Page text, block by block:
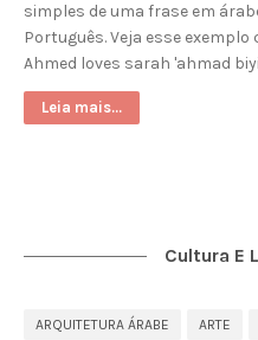
simples de uma frase em
Português. Veja esse exemplo
Leia mais...
Cultura E
ARQUITETURA ÁRABE ARTE